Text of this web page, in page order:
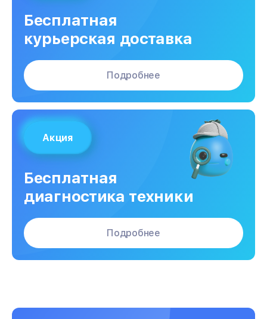
Бесплатная
курьерская доставка
Подробнее
Акция
Бесплатная
диагностика техники
Подробнее